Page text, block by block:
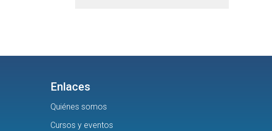
Enlaces
Quiénes somos
Cursos y eventos